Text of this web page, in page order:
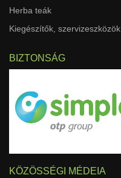
Herba teák
Kiegészítők, szervizeszközök
BIZTONSÁG
KÖZÖSSÉGI MÉDEIA